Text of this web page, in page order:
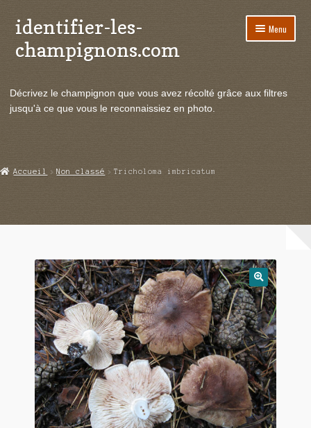
Aller
à
la
Aller
au
contenu
identifier-les-
champignons.com
Menu
le
Actualités
Echanges et contacts
Décrivez le champignon que vous avez récolté grâce aux filtres
jusqu'à ce que vous le reconnaissiez en photo.
Accueil Non classé Tricholoma imbricatum